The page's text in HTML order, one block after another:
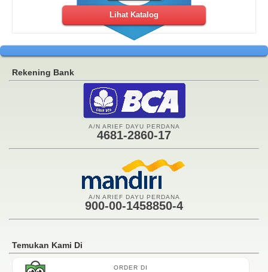
Lihat Katalog
Rekening Bank
A/N ARIEF DAYU PERDANA
4681-2860-17
A/N ARIEF DAYU PERDANA
900-00-1458850-4
Temukan Kami Di
ORDER DI